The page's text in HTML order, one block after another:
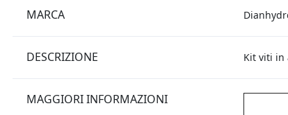
MARCA
DESCRIZIONE Kit viti in
MAGGIORI INFORMAZIONI